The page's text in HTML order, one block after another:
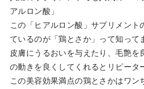
アルロン酸」
この「ヒアルロン酸」サプリメント
ているのが「鶏とさか」って知って
皮膚にうるおいを与えたり、毛艶を
の動きを良くしてくれるとリピータ
この美容効果満点の鶏とさかはワン